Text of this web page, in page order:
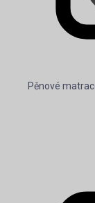
Pěnové